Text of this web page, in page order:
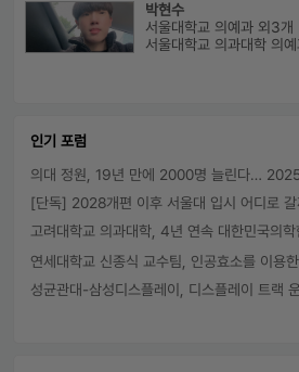
박현수
서울대학교 의예과 외3개
인기 포럼
의대 정원, 19년 만에 2000명 늘린다…
[단독] 2028개편 이후 서울대 입시 어디로 갈
성균관대-삼성디스플레이, 디스플레이 트랙